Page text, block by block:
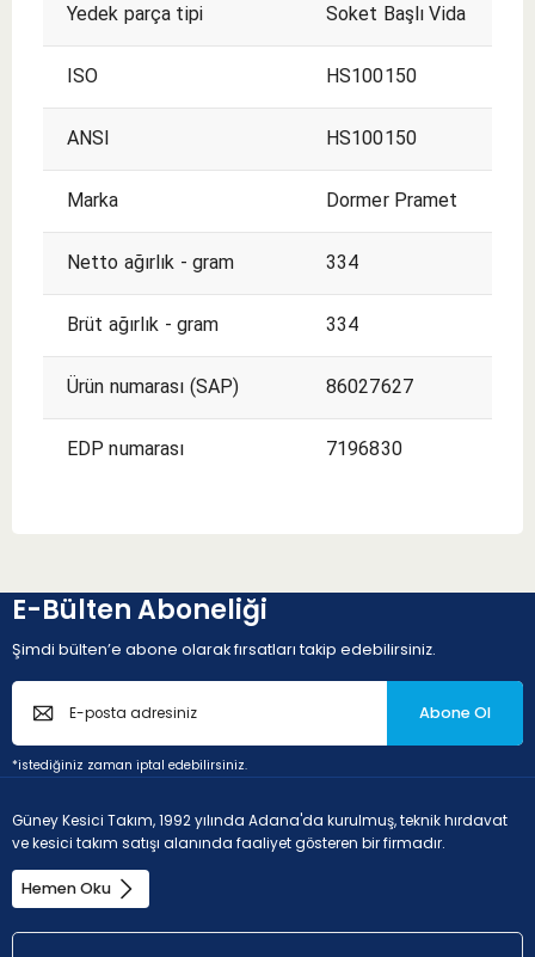
Yedek parça tipi Soket Başlı Vida
ISO HS100150
ANSI HS100150
Marka Dormer Pramet
Netto ağırlık - gram 334
Brüt ağırlık - gram 334
Ürün numarası (SAP) 86027627
EDP numarası 7196830
E-Bülten Aboneliği
Şimdi bülten’e abone olarak fırsatları takip edebilirsiniz.
Abone Ol
*istediğiniz zaman iptal edebilirsiniz.
Güney Kesici Takım, 1992 yılında Adana'da kurulmuş, teknik hırdavat
ve kesici takım satışı alanında faaliyet gösteren bir firmadır.
Hemen Oku